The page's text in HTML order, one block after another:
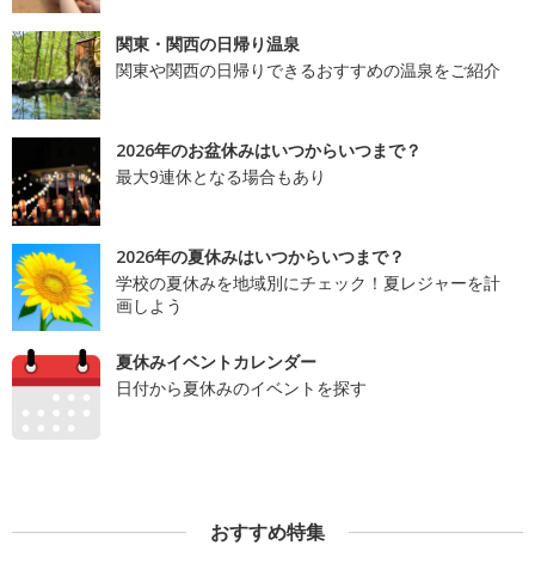
関東・関西の日帰り温泉
関東や関西の日帰りできるおすすめの温泉をご紹介
2026年のお盆休みはいつからいつまで？
最大9連休となる場合もあり
2026年の夏休みはいつからいつまで？
学校の夏休みを地域別にチェック！夏レジャーを計
画しよう
夏休みイベントカレンダー
日付から夏休みのイベントを探す
おすすめ特集